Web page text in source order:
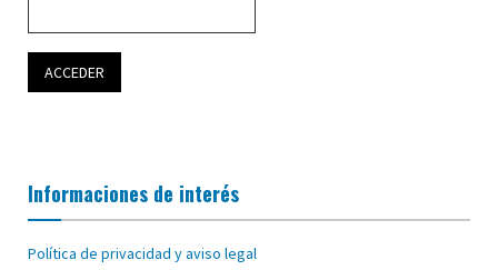
Informaciones de interés
Política de privacidad y aviso legal